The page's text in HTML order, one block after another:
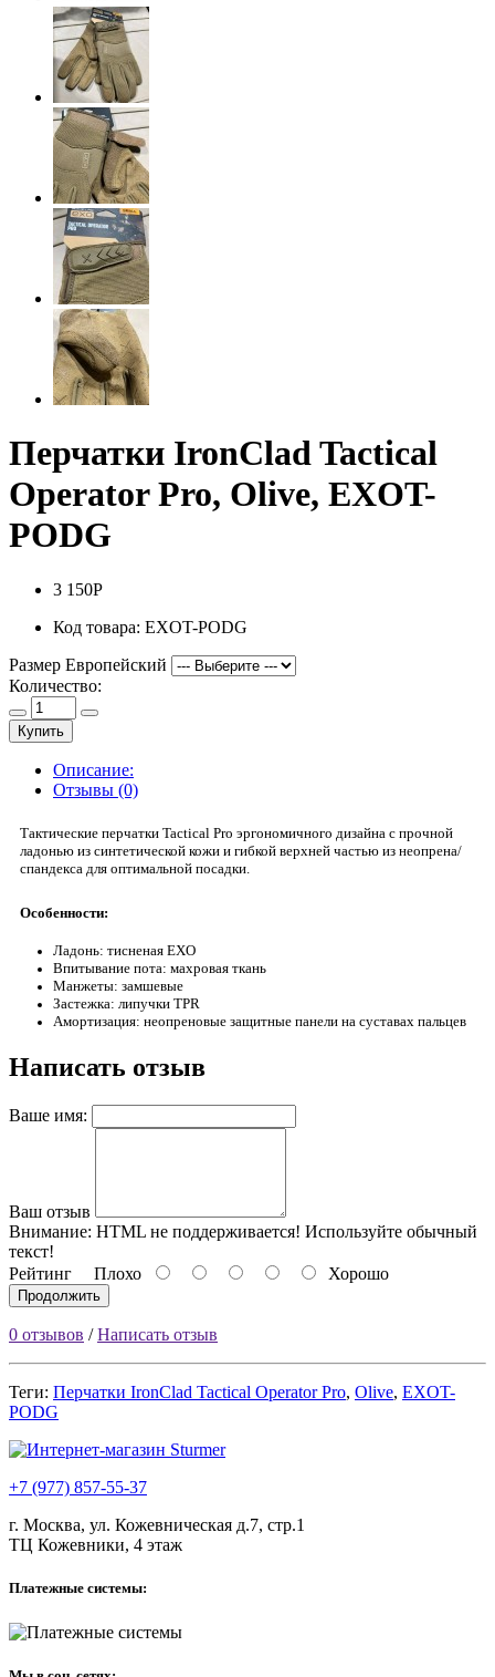
Перчатки IronClad Tactical
Operator Pro, Olive, EXOT-
PODG
3 150Р
Код товара: EXOT-PODG
Размер Европейский
Количество:
Купить
Описание:
Отзывы (0)
Тактические перчатки Tactical Pro эргономичного дизайна с прочной
ладонью из синтетической кожи и гибкой верхней частью из неопрена/
спандекса для оптимальной посадки.
Особенности:
Ладонь: тисненая EXO
Впитывание пота: махровая ткань
Манжеты: замшевые
Застежка: липучки TPR
Амортизация: неопреновые защитные панели на суставах пальцев
Написать отзыв
Ваше имя:
Ваш отзыв
Внимание: HTML не поддерживается! Используйте обычный
текст!
Рейтинг Плохо Хорошо
Продолжить
0 отзывов /Написать отзыв
Теги: Перчатки IronClad Tactical Operator Pro, Olive, EXOT-
PODG
+7 (977) 857-55-37
г. Москва, ул. Кожевническая д.7, стр.1
ТЦ Кожевники, 4 этаж
Платежные системы: